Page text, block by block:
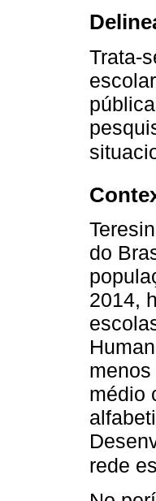
Trata-
do
2014,
médio
rede